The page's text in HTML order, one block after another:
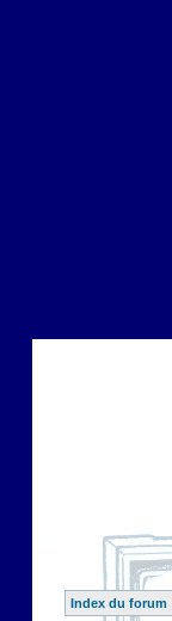
Index du forum